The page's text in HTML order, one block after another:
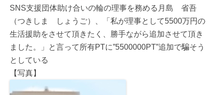
SNS支援団体助け合いの輪の理事を務める月島 省吾
（つきしま しょうご）、「私が理事として5500万円の
生活援助をさせて頂きたく、勝手ながら追加させて頂き
ました。」と言って所有PTに”5500000PT”追加で騙そう
としている
【写真】